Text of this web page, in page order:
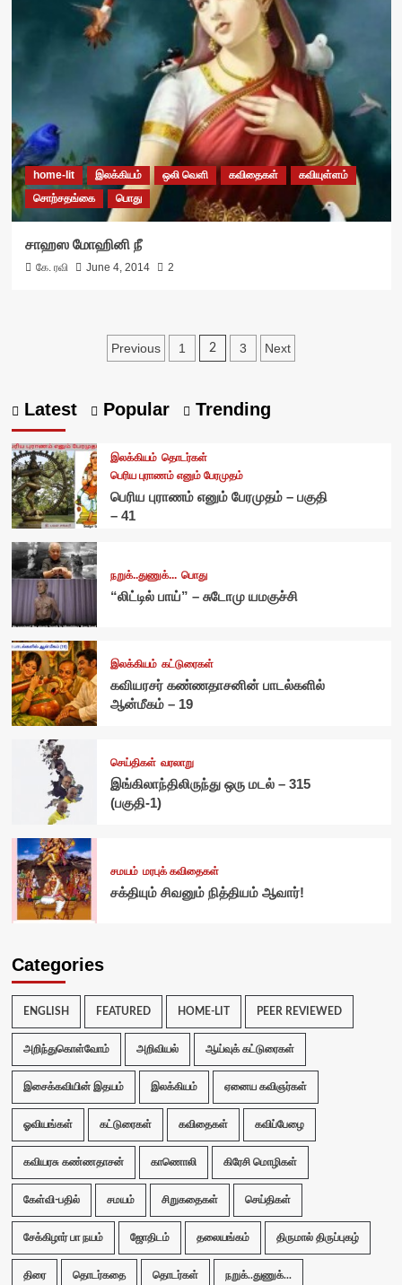
home-lit இலக்கியம் ஒலி வெளி கவிதைகள்
கவியுள்ளம்
சொற்சதங்கை
பொது
சாஹஸ மோஹினி நீ
கே. ரவி June 4, 2014 2
Posts
Previous 1 2 3 Next
Latest Popular Trending
இலக்கியம் தொடர்கள்
பெரிய புராணம் எனும் பேரமுதம்
பெரிய புராணம் எனும் பேரமுதம் – பகுதி
– 41
நறுக்..துணுக்... பொது
“லிட்டில் பாய்” – சுடோமு யமகுச்சி
இலக்கியம் கட்டுரைகள்
கவியரசர் கண்ணதாசனின் பாடல்களில்
ஆன்மீகம் – 19
செய்திகள் வரலாறு
இங்கிலாந்திலிருந்து ஒரு மடல் – 315
(பகுதி-1)
சமயம் மரபுக் கவிதைகள்
சக்தியும் சிவனும் நித்தியம் ஆவார்!
Categories
ENGLISH FEATURED HOME-LIT PEER REVIEWED
அறிந்துகொள்வோம் அறிவியல் ஆய்வுக் கட்டுரைகள்
இசைக்கவியின் இதயம் இலக்கியம் ஏனைய கவிஞர்கள்
ஓவியங்கள் கட்டுரைகள் கவிதைகள் கவிப்பேழை
கவியரசு கண்ணதாசன் காணொலி கிரேசி மொழிகள்
கேள்வி-பதில் சமயம் சிறுகதைகள் செய்திகள்
சேக்கிழார் பா நயம் ஜோதிடம் தலையங்கம் திருமால் திருப்புகழ்
திரை தொடர்கதை தொடர்கள் நறுக்..துணுக்...